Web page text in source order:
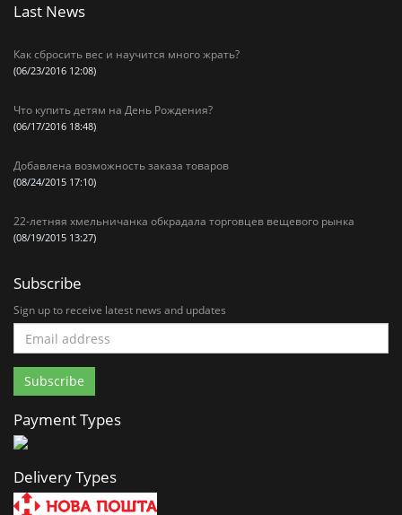
Last News
Как сбросить вес и научится много жрать?
(06/23/2016 12:08)
Что купить детям на День Рождения?
(06/17/2016 18:48)
Добавлена возможность заказа товаров
(08/24/2015 17:10)
22-летняя хмельничанка обкрадала торговцев вещевого рынка
(08/19/2015 13:27)
Subscribe
Sign up to receive latest news and updates
Payment Types
Delivery Types